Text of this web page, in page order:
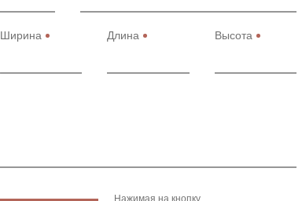
Ширина Длина Высота
Нажимая на кнопку